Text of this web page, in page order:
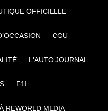
OFFICIELLE
CGU
L'AUTO JOURNAL
F1I
REWORLD MEDIA